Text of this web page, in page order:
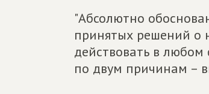
"Абсолютно
принятых решений о
действовать в любом
по двум причинам –